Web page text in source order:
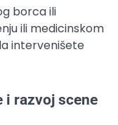
borca ili
ili medicinskom
intervenišete
i razvoj scene